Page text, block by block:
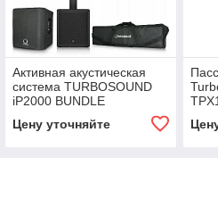
Активная акустическая
система TURBOSOUND
iP2000 BUNDLE
Цену уточняйте